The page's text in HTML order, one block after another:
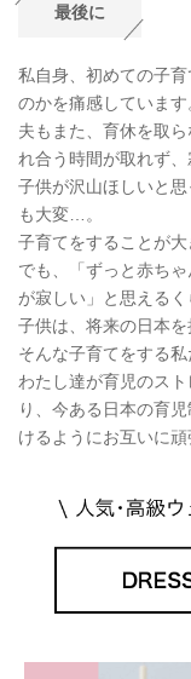
最後に
私自身、初めての子
のかを痛感しています
夫もまた、育休を取
れ合う時間が取れず、
子供が沢山ほしいと
も大変…。
子育てをすることが大
でも、「ずっと赤ち
が寂しい」と思える
子供は、将来の日本
そんな子育てをする
わたし達が育児のス
り、今ある日本の育
けるようにお互いに